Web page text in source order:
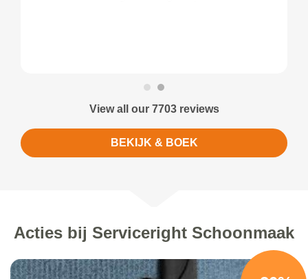
View all our 7703 reviews
BEKIJK & BOEK
Acties bij Serviceright Schoonmaak